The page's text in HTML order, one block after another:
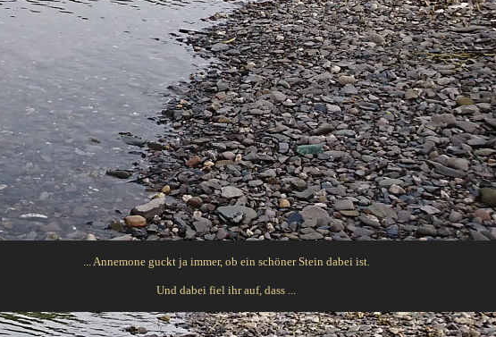
... Annemone guckt ja immer, ob ein schöner Stein dabei ist.
Und dabei fiel ihr auf, dass ...